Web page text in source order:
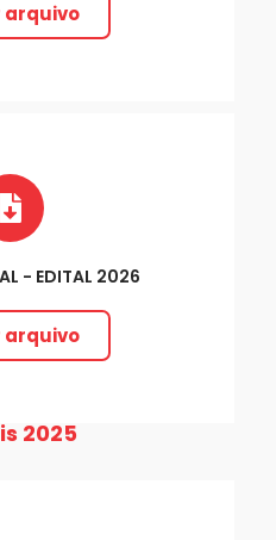
arquivo
- EDITAL 2026
arquivo
2025